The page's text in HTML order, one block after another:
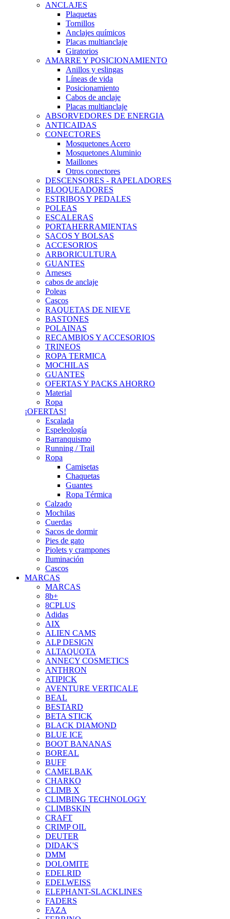
ANCLAJES
Plaquetas
Tornillos
Anclajes químicos
Placas multianclaje
Giratorios
AMARRE Y POSICIONAMIENTO
Anillos y eslingas
Líneas de vida
Posicionamiento
Cabos de anclaje
Placas multianclaje
ABSORVEDORES DE ENERGIA
ANTICAIDAS
CONECTORES
Mosquetones Acero
Mosquetones Aluminio
Maillones
Otros conectores
DESCENSORES - RAPELADORES
BLOQUEADORES
ESTRIBOS Y PEDALES
POLEAS
ESCALERAS
PORTAHERRAMIENTAS
SACOS Y BOLSAS
ACCESORIOS
ARBORICULTURA
GUANTES
Arneses
cabos de anclaje
Poleas
Cascos
RAQUETAS DE NIEVE
BASTONES
POLAINAS
RECAMBIOS Y ACCESORIOS
TRINEOS
ROPA TERMICA
MOCHILAS
GUANTES
OFERTAS Y PACKS AHORRO
Material
Ropa
¡OFERTAS!
Escalada
Espeleología
Barranquismo
Running / Trail
Ropa
Camisetas
Chaquetas
Guantes
Ropa Térmica
Calzado
Mochilas
Cuerdas
Sacos de dormir
Pies de gato
Piolets y crampones
Iluminación
Cascos
MARCAS
MARCAS
8b+
8CPLUS
Adidas
AIX
ALIEN CAMS
ALP DESIGN
ALTAQUOTA
ANNECY COSMETICS
ANTHRON
ATIPICK
AVENTURE VERTICALE
BEAL
BESTARD
BETA STICK
BLACK DIAMOND
BLUE ICE
BOOT BANANAS
BOREAL
BUFF
CAMELBAK
CHARKO
CLIMB X
CLIMBING TECHNOLOGY
CLIMBSKIN
CRAFT
CRIMP OIL
DEUTER
DIDAK'S
DMM
DOLOMITE
EDELRID
EDELWEISS
ELEPHANT-SLACKLINES
FADERS
FAZA